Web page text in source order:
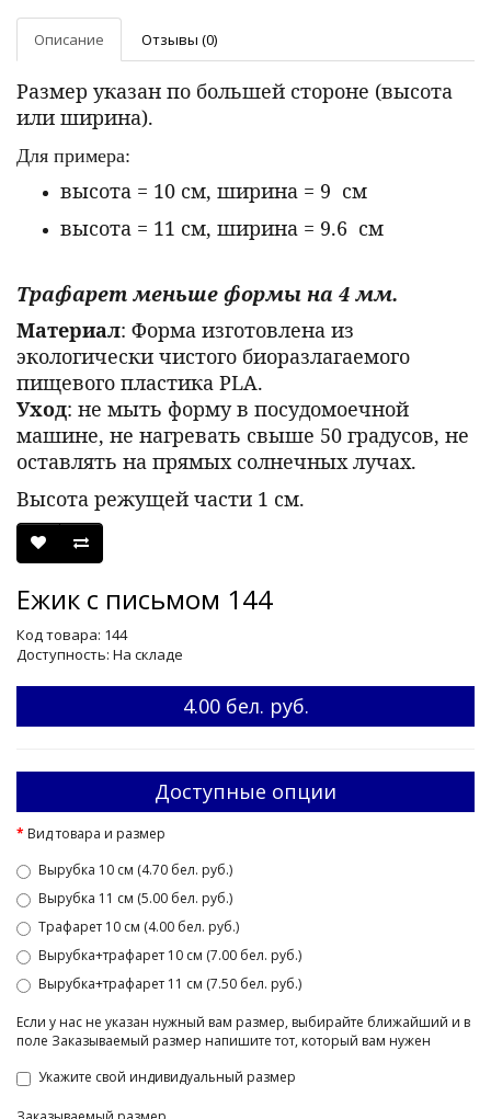
Описание Отзывы (0)
Размер указан по большей стороне (высота
или ширина).
Для примера:
высота = 10 см, ширина = 9 см
высота = 11 см, ширина = 9.6 см
Трафарет меньше формы на 4 мм.
Материал: Форма изготовлена из
экологически чистого биоразлагаемого
пищевого пластика PLA.
Уход: не мыть форму в посудомоечной
машине, не нагревать свыше 50 градусов, не
оставлять на прямых солнечных лучах.
Высота режущей части 1 см.
Ежик с письмом 144
Код товара: 144
Доступность: На складе
4.00 бел. руб.
Доступные опции
Вид товара и размер
Вырубка 10 см (4.70 бел. руб.)
Вырубка 11 см (5.00 бел. руб.)
Трафарет 10 см (4.00 бел. руб.)
Вырубка+трафарет 10 см (7.00 бел. руб.)
Вырубка+трафарет 11 см (7.50 бел. руб.)
Если у нас не указан нужный вам размер, выбирайте ближайший и в
поле Заказываемый размер напишите тот, который вам нужен
Укажите свой индивидуальный размер